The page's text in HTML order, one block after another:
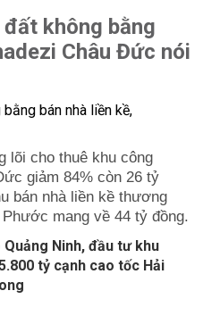
không bằng
Châu Đức nói
lõi cho thuê khu công
giảm 84% còn 26 tỷ
bán nhà liền kề thương
mang về 44 tỷ đồng.
Quảng Ninh, đầu tư khu
tỷ cạnh cao tốc Hải